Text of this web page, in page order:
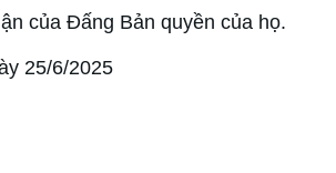
của Đấng Bản quyền của họ.
25/6/2025